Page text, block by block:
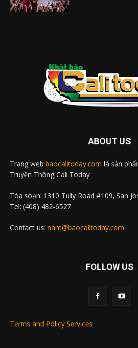
ABOUT US
Trang web baocalitoday.com là sản
Truyền Thông Cali Today
Tòa soạn: 1310 Tully Road #109, San
Tel: (408) 482-6527
Contact us: nam@baocalitoday.com
FOLLOW US
Terms and Policy Services